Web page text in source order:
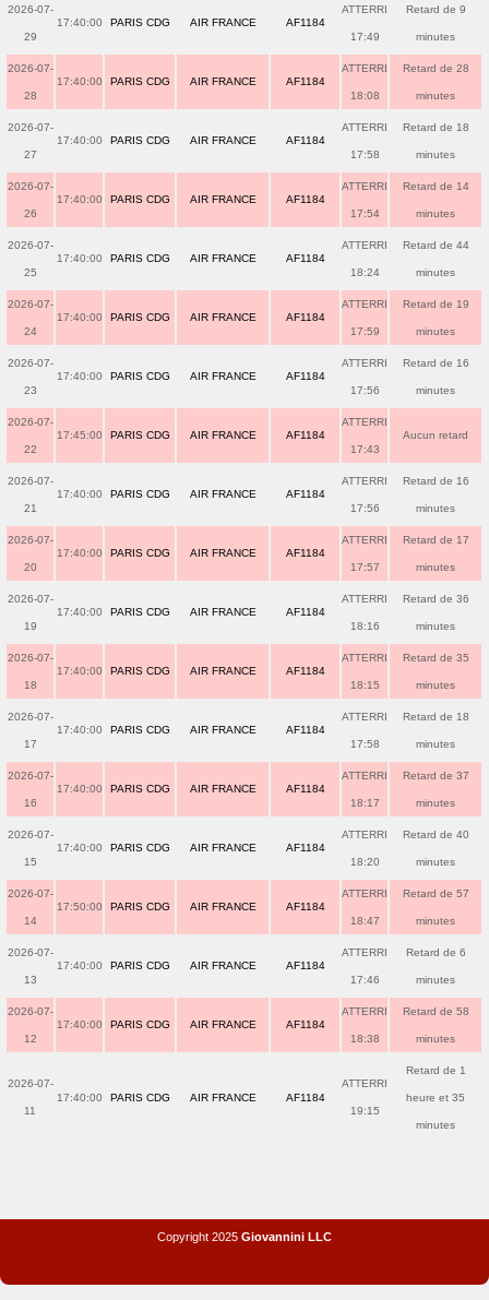
2026-07-
29
17:40:00 PARIS CDG AIR FRANCE AF1184
ATTERRI
17:49
Retard de 9
minutes
2026-07-
28
17:40:00 PARIS CDG AIR FRANCE AF1184
ATTERRI
18:08
Retard de 28
minutes
2026-07-
27
17:40:00 PARIS CDG AIR FRANCE AF1184
ATTERRI
17:58
Retard de 18
minutes
2026-07-
26
17:40:00 PARIS CDG AIR FRANCE AF1184
ATTERRI
17:54
Retard de 14
minutes
2026-07-
25
17:40:00 PARIS CDG AIR FRANCE AF1184
ATTERRI
18:24
Retard de 44
minutes
2026-07-
24
17:40:00 PARIS CDG AIR FRANCE AF1184
ATTERRI
17:59
Retard de 19
minutes
2026-07-
23
17:40:00 PARIS CDG AIR FRANCE AF1184
ATTERRI
17:56
Retard de 16
minutes
2026-07-
22
17:45:00 PARIS CDG AIR FRANCE AF1184
ATTERRI
17:43
Aucun retard
2026-07-
21
17:40:00 PARIS CDG AIR FRANCE AF1184
ATTERRI
17:56
Retard de 16
minutes
2026-07-
20
17:40:00 PARIS CDG AIR FRANCE AF1184
ATTERRI
17:57
Retard de 17
minutes
2026-07-
19
17:40:00 PARIS CDG AIR FRANCE AF1184
ATTERRI
18:16
Retard de 36
minutes
2026-07-
18
17:40:00 PARIS CDG AIR FRANCE AF1184
ATTERRI
18:15
Retard de 35
minutes
2026-07-
17
17:40:00 PARIS CDG AIR FRANCE AF1184
ATTERRI
17:58
Retard de 18
minutes
2026-07-
16
17:40:00 PARIS CDG AIR FRANCE AF1184
ATTERRI
18:17
Retard de 37
minutes
2026-07-
15
17:40:00 PARIS CDG AIR FRANCE AF1184
ATTERRI
18:20
Retard de 40
minutes
2026-07-
14
17:50:00 PARIS CDG AIR FRANCE AF1184
ATTERRI
18:47
Retard de 57
minutes
2026-07-
13
17:40:00 PARIS CDG AIR FRANCE AF1184
ATTERRI
17:46
Retard de 6
minutes
2026-07-
12
17:40:00 PARIS CDG AIR FRANCE AF1184
ATTERRI
18:38
Retard de 58
minutes
2026-07-
11
17:40:00 PARIS CDG AIR FRANCE AF1184
ATTERRI
19:15
Retard de 1
heure et 35
minutes
Copyright 2025 Giovannini LLC